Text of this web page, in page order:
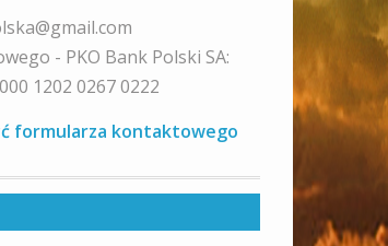
- PKO Bank Polski SA:
1202 0267 0222
formularza kontaktowego